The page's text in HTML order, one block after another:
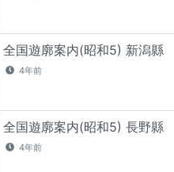
全国遊廓案内(昭和5) 新潟縣
4年前
全国遊廓案内(昭和5) 長野縣
4年前